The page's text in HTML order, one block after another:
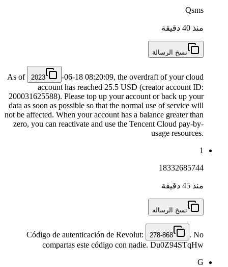
Qsms
منذ 40 دقيقة
نسخ الرسالة
As of 2023
-06-18 08:20:09, the overdraft of your cloud
account has reached 25.5 USD (creator account ID:
200031625588). Please top up your account or back up your
data as soon as possible so that the normal use of service will
not be affected. When your account has a balance greater than
zero, you can reactivate and use the Tencent Cloud pay-by-
usage resources.
1
18332685744
منذ 45 دقيقة
نسخ الرسالة
Código de autenticación de Revolut: 278-868
. No
compartas este código con nadie. Du0Z94STqHw
G